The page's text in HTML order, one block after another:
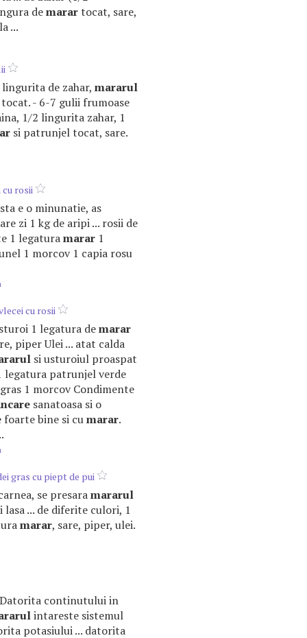
demarartocat, sare,
...
lingurita de zahar, mararul
- 6-7 gulii frumoase
1/2 lingurita zahar, 1
si patrunjel tocat, sare.
rosii
e o minunatie, as
zi 1 kg de aripi ... rosii de
1 legaturamarar 1
1 morcov 1 capia rosu
cu rosii
1 legatura demarar
piper Ulei ... atat calda
si usturoiul proaspat
legatura patrunjel verde
1 morcov Condimente
sanatoasa si o
foarte bine si cumarar.
gras cu piept de pui
se presaramararul
lasa ... de diferite culori, 1
marar, sare, piper, ulei.
Datorita continutului in
intareste sistemul
potasiului ... datorita